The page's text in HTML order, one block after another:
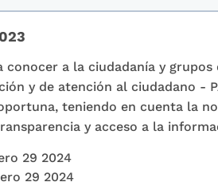
a la ciudadanía y
y de atención al ciudadano -
teniendo en cuenta la
y acceso a la
29 2024
29 2024